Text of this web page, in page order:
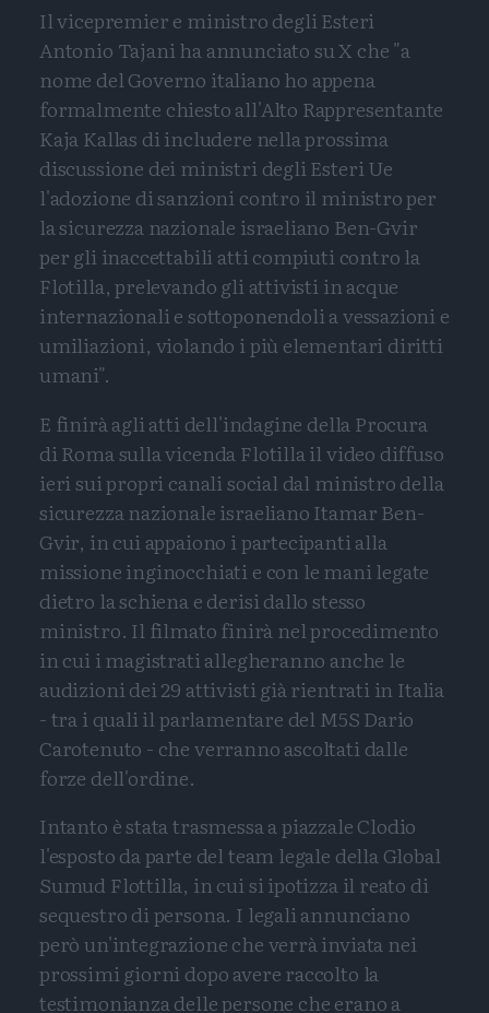
Il vicepremier e ministro degli Esteri
Antonio Tajani ha annunciato su X che "a
nome del Governo italiano ho appena
formalmente chiesto all'Alto Rappresentante
Kaja Kallas di includere nella prossima
discussione dei ministri degli Esteri Ue
l'adozione di sanzioni contro il ministro per
la sicurezza nazionale israeliano Ben-Gvir
per gli inaccettabili atti compiuti contro la
Flotilla, prelevando gli attivisti in acque
internazionali e sottoponendoli a vessazioni e
umiliazioni, violando i più elementari diritti
umani".
E finirà agli atti dell'indagine della Procura
di Roma sulla vicenda Flotilla il video diffuso
ieri sui propri canali social dal ministro della
sicurezza nazionale israeliano Itamar Ben-
Gvir, in cui appaiono i partecipanti alla
missione inginocchiati e con le mani legate
dietro la schiena e derisi dallo stesso
ministro. Il filmato finirà nel procedimento
in cui i magistrati allegheranno anche le
audizioni dei 29 attivisti già rientrati in Italia
- tra i quali il parlamentare del M5S Dario
Carotenuto - che verranno ascoltati dalle
forze dell'ordine.
Intanto è stata trasmessa a piazzale Clodio
l'esposto da parte del team legale della Global
Sumud Flottilla, in cui si ipotizza il reato di
sequestro di persona. I legali annunciano
però un'integrazione che verrà inviata nei
prossimi giorni dopo avere raccolto la
testimonianza delle persone che erano a